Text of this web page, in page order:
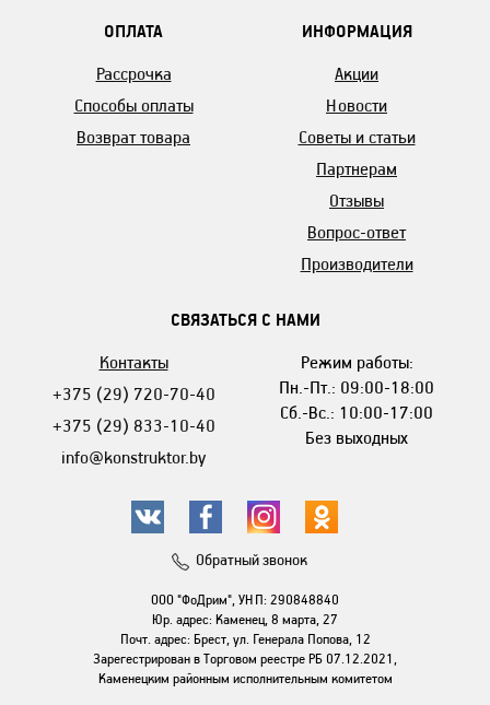
ОПЛАТА
Рассрочка
Способы оплаты
Возврат товара
ИНФОРМАЦИЯ
Акции
Новости
Советы и статьи
Партнерам
Отзывы
Вопрос-ответ
Производители
СВЯЗАТЬСЯ С НАМИ
Контакты
+375 (29) 720-70-40
+375 (29) 833-10-40
info@konstruktor.by
Режим работы:
Пн.-Пт.: 09:00-18:00
Сб.-Вс.: 10:00-17:00
Без выходных
Обратный звонок
ООО "ФоДрим", УНП: 290848840
Юр. адрес: Каменец, 8 марта, 27
Почт. адрес: Брест, ул. Генерала Попова, 12
Зарегестрирован в Торговом реестре РБ 07.12.2021,
Каменецким районным исполнительным комитетом